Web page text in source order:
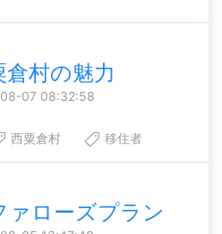
倉村の魅力
07 08:32:58
西粟倉村 移住者
ァローズプラン